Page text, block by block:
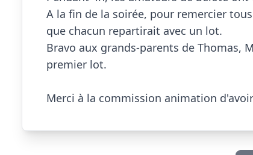
A la fin de la soirée, pour remercier
que chacun repartirait avec un lot.
Bravo aux grands-parents de Thomas,
premier lot.
Merci à la commission